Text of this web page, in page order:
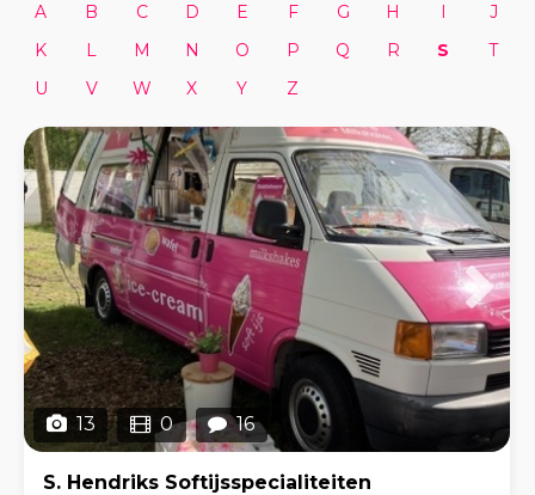
A B C D E F G H I
J
K
L M N O P Q R S
T
U
V W X Y Z
13 0 16
S. Hendriks Softijsspecialiteiten